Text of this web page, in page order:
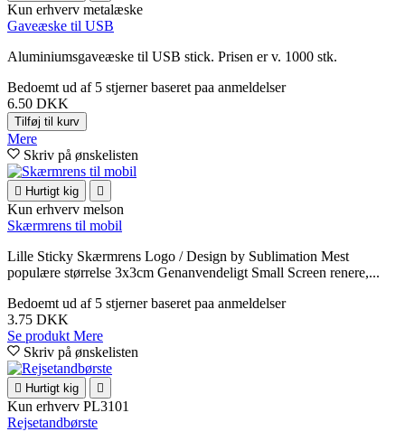
Kun erhverv metalæske
Gaveæske til USB
Aluminiumsgaveæske til USB stick. Prisen er v. 1000 stk.
Bedoemt ud af 5 stjerner baseret paa anmeldelser
6.50 DKK
Tilføj til kurv
Mere
Skriv på ønskelisten
 Hurtigt kig 
Kun erhverv melson
Skærmrens til mobil
Lille Sticky Skærmrens Logo / Design by Sublimation Mest
populære størrelse 3x3cm Genanvendeligt Small Screen renere,...
Bedoemt ud af 5 stjerner baseret paa anmeldelser
3.75 DKK
Se produkt Mere
Skriv på ønskelisten
 Hurtigt kig 
Kun erhverv PL3101
Rejsetandbørste